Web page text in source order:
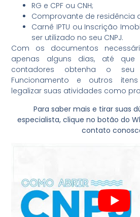
RG e CPF ou CNH;
Comprovante de residência
Carnê IPTU ou Inscrição
ser utilizado no seu CNPJ.
Com os documentos
apenas alguns dias, até
contadores obtenha o seu
Funcionamento e outros
legalizar suas atividades como
Para saber mais e tirar suas
especialista, clique no botão do
contato